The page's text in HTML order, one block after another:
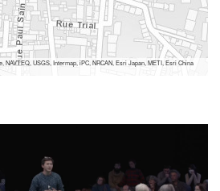
USGS, Intermap, iPC, NRCAN, Esri Japan, METI, Esri China